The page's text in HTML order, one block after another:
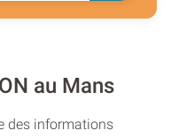
au Mans
des informations